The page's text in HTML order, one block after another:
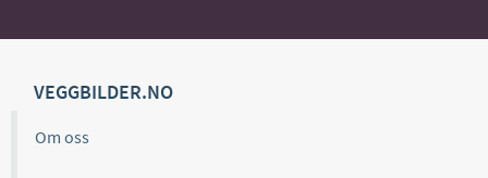
VEGGBILDER.NO
Om oss